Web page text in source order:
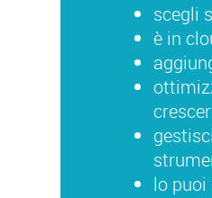
scegli
è in
lo